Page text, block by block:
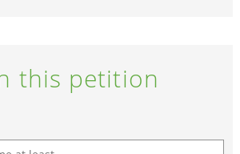
this petition